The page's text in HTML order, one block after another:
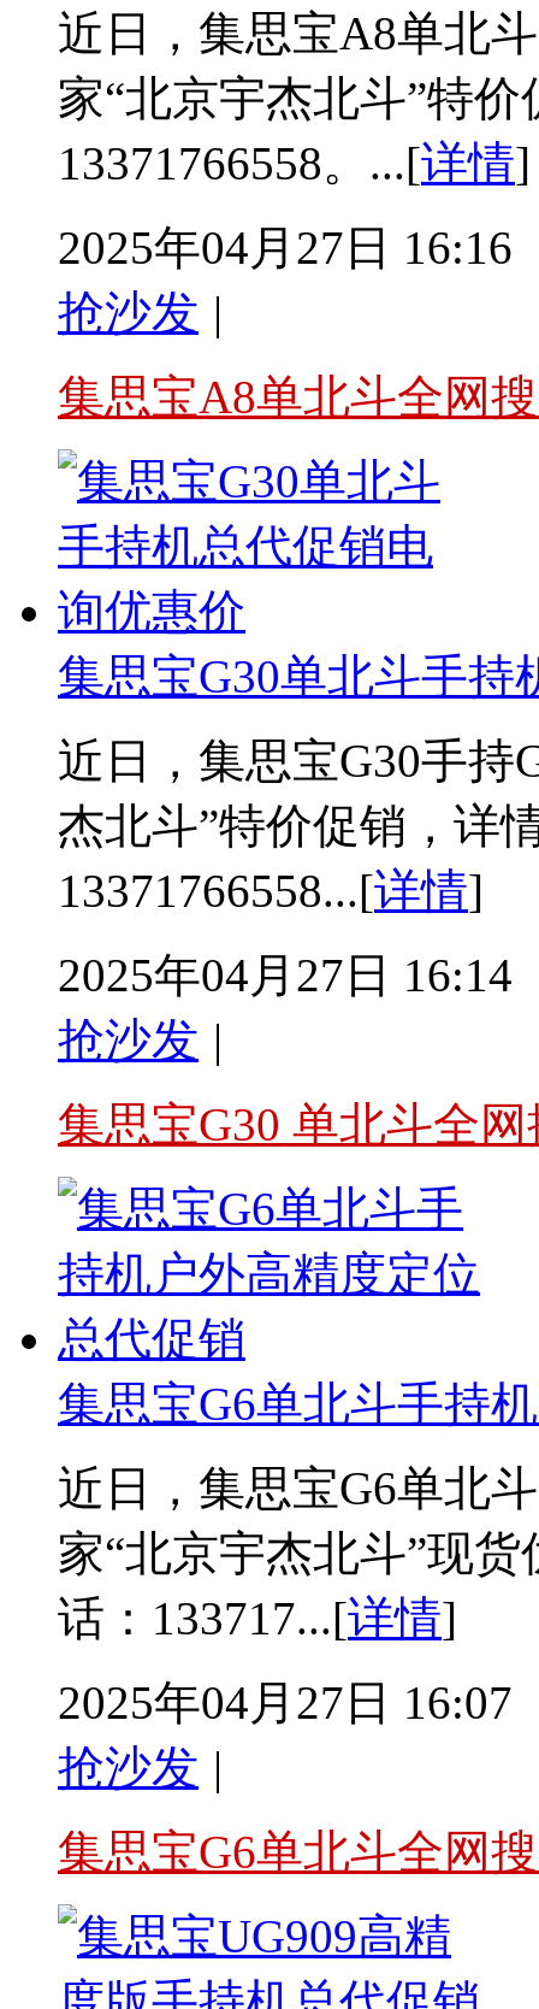
近日，集思宝A8单北
家“北京宇杰北斗”特
13371766558。...[详情]
2025年04月27日 16:16
抢沙发 |
集思宝A8单北斗全网
集思宝G30单北斗手
近日，集思宝G30手持
杰北斗”特价促销，详
13371766558...[详情]
2025年04月27日 16:14
抢沙发 |
集思宝G30 单北斗全
集思宝G6单北斗手持
近日，集思宝G6单北
家“北京宇杰北斗”现
话：133717...[详情]
2025年04月27日 16:07
抢沙发 |
集思宝G6单北斗全网